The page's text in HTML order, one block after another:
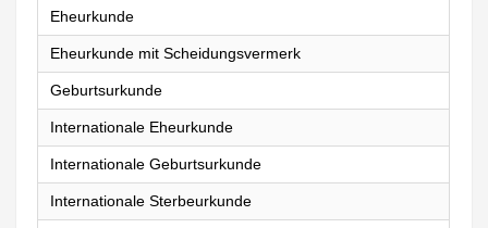
Eheurkunde
Eheurkunde mit Scheidungsvermerk
Geburtsurkunde
Internationale Eheurkunde
Internationale Geburtsurkunde
Internationale Sterbeurkunde